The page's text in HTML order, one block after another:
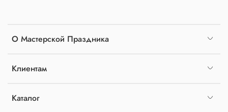
О Мастерской Праздника
Клиентам
Каталог